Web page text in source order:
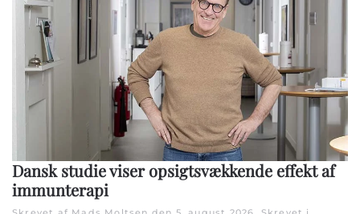
Dansk studie viser opsigtsvækkende effekt af
immunterapi